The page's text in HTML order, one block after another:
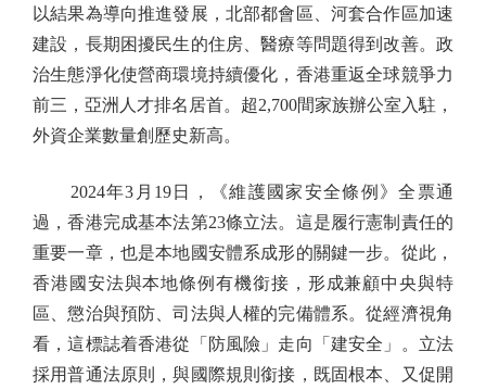
以結果為導向推進發展，北部都會區、河套合作區加速
建設，長期困擾民生的住房、醫療等問題得到改善。政
治生態淨化使營商環境持續優化，香港重返全球競爭力
前三，亞洲人才排名居首。超2,700間家族辦公室入駐，
外資企業數量創歷史新高。
2024年3月19日，《維護國家安全條例》全票通
過，香港完成基本法第23條立法。這是履行憲制責任的
重要一章，也是本地國安體系成形的關鍵一步。從此，
香港國安法與本地條例有機銜接，形成兼顧中央與特
區、懲治與預防、司法與人權的完備體系。從經濟視角
看，這標誌着香港從「防風險」走向「建安全」。立法
採用普通法原則，與國際規則銜接，既固根本、又促開